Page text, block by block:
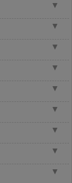
▼
▼
▼
▼
▼
▼
▼
▼
▼